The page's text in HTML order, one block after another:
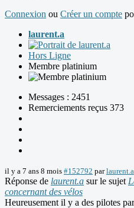
Connexion ou Créer un compte
laurent.a
Hors Ligne
Membre platinium
Messages : 2451
Remerciements reçus 373
il y a 7 ans 8 mois #152792 parlaurent.a
Réponse de laurent.a sur le sujet
concernant des vélos
Heureusement il y a des pilotes